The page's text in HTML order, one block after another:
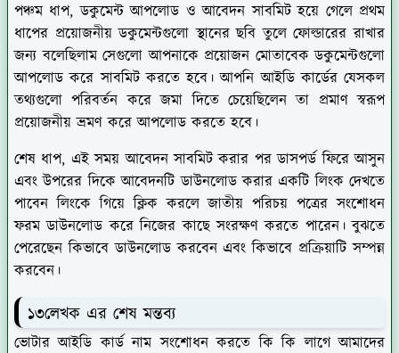
পঞ্চম ধাপ,ডকুমেন্ট আপলোড ও আবেদন সাবমিট হয়ে গেলে প্রথম
ধাপের প্রয়োজনীয় ডকুমেন্টগুলো স্থানের ছবি তুলে ফোল্ডারের রাখার
জন্য বলেছিলাম সেগুলো আপনাকে প্রয়োজন মোতাবেক ডকুমেন্টগুলো
আপলোড করে সাবমিট করতে হবে। আপনি আইডি কার্ডের যেসকল
তথ্যগুলো পরিবর্তন করে জমা দিতে চেয়েছিলেন তা প্রমাণ স্বরূপ
প্রয়োজনীয় ভ্রমণ করে আপলোড করতে হবে।
শেষ ধাপ, এই সময় আবেদন সাবমিট করার পর ডাসপর্ড ফিরে আসুন
এবং উপরের দিকে আবেদনটি ডাউনলোড করার একটি লিংক দেখতে
পাবেন লিংকে গিয়ে ক্লিক করলে জাতীয় পরিচয় পত্রের সংশোধন
ফরম ডাউনলোড করে নিজের কাছে সংরক্ষণ করতে পারেন। বুঝতে
পেরেছেন কিভাবে ডাউনলোড করবেন এবং কিভাবে প্রক্রিয়াটি সম্পন্ন
করবেন।
১৩লেখক এর শেষ মন্তব্য
ভোটার আইডি কার্ড নাম সংশোধন করতে কি কি লাগে আমাদের